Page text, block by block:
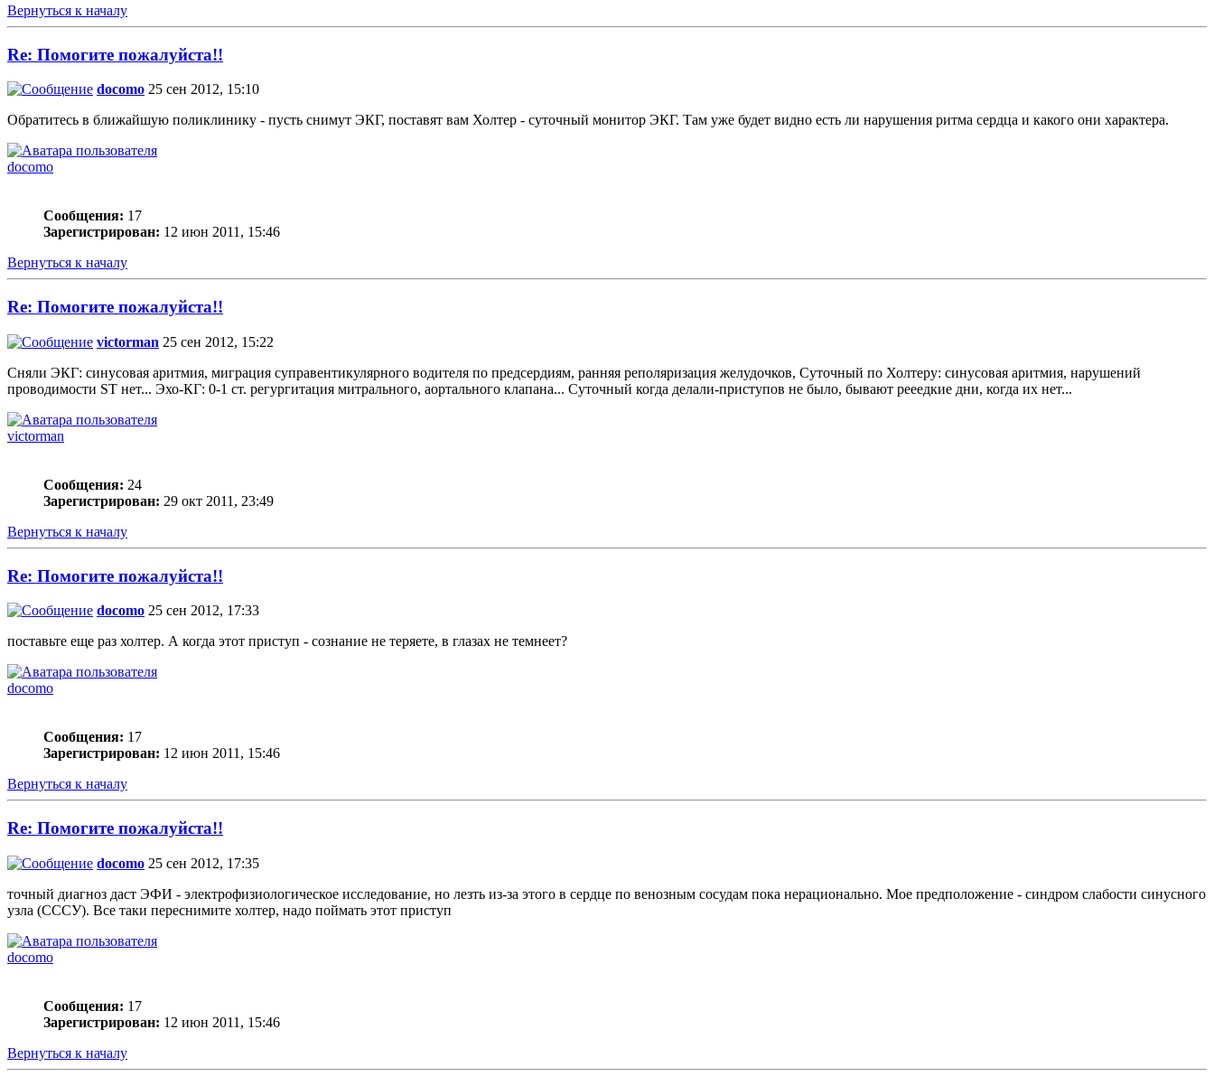
Вернуться к началу
Re: Помогите пожалуйста!!
docomo 25 сен 2012, 15:10
Обратитесь в ближайшую поликлинику - пусть снимут ЭКГ, поставят вам Холтер - суточный монитор ЭКГ. Там уже будет видно есть ли нарушения ритма сердца и какого они характера.
docomo
Сообщения: 17
Зарегистрирован: 12 июн 2011, 15:46
Вернуться к началу
Re: Помогите пожалуйста!!
victorman 25 сен 2012, 15:22
Сняли ЭКГ: синусовая аритмия, миграция суправентикулярного водителя по предсердиям, ранняя реполяризация желудочков, Суточный по Холтеру: синусовая аритмия, нарушений
проводимости ST нет... Эхо-КГ: 0-1 ст. регургитация митрального, аортального клапана... Суточный когда делали-приступов не было, бывают рееедкие дни, когда их нет...
victorman
Сообщения: 24
Зарегистрирован: 29 окт 2011, 23:49
Вернуться к началу
Re: Помогите пожалуйста!!
docomo 25 сен 2012, 17:33
поставьте еще раз холтер. А когда этот приступ - сознание не теряете, в глазах не темнеет?
docomo
Сообщения: 17
Зарегистрирован: 12 июн 2011, 15:46
Вернуться к началу
Re: Помогите пожалуйста!!
docomo 25 сен 2012, 17:35
точный диагноз даст ЭФИ - электрофизиологическое исследование, но лезть из-за этого в сердце по венозным сосудам пока нерационально. Мое предположение - синдром слабости синусного
узла (СССУ). Все таки переснимите холтер, надо поймать этот приступ
docomo
Сообщения: 17
Зарегистрирован: 12 июн 2011, 15:46
Вернуться к началу